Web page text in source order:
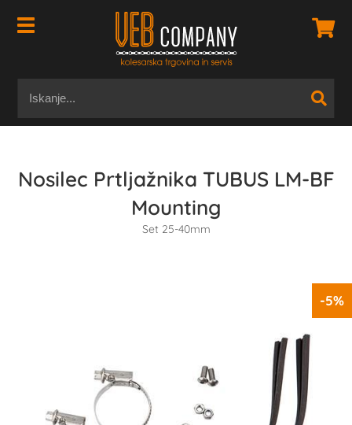
Nosilec Prtljažnika TUBUS LM-BF
Mounting
Set 25-40mm
-5%